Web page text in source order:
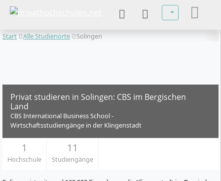
Sprache
Start Alle Studienorte Solingen
Privat studieren in Solingen: CBS im Bergischen
Land
CBS International Business School -
Wirtschaftsstudiengänge in der Klingenstadt
1
Hochschule
11
Studiengänge